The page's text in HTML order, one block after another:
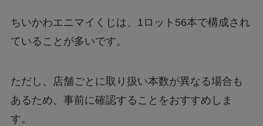
ちいかわエニマイくじは、1ロット56本で構成され
ていることが多いです。
ただし、店舗ごとに取り扱い本数が異なる場合も
あるため、事前に確認することをおすすめしま
す。